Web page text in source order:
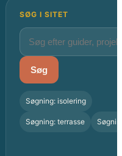
SØG I SITET
Søg
Søgning: isolering
Søgning: terrasse